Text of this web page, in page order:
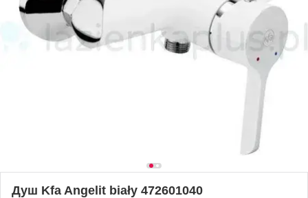
Душ Kfa Angelit biały 472601040